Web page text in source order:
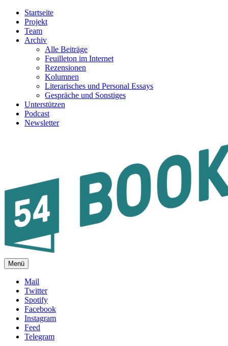
Startseite
Projekt
Team
Archiv
Alle Beiträge
Feuilleton im Internet
Rezensionen
Kolumnen
Literarisches und Personal Essays
Gespräche und Sonstiges
Unterstützen
Podcast
Newsletter
FEUILLETON IM INTERNET
Menü
Mail
Twitter
Spotify
Facebook
Instagram
Feed
Telegram